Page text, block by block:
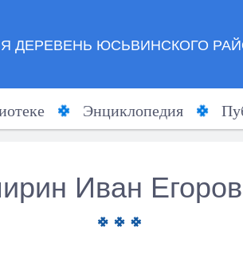
ДЕРЕВЕНЬ ЮСЬВИНСКОГО
Энциклопедия
Иван